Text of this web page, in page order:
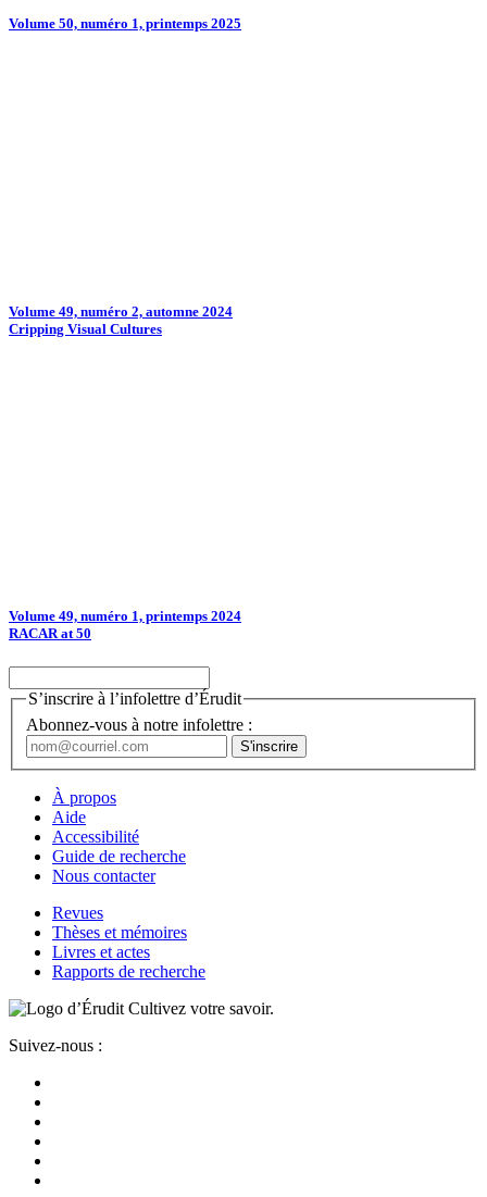
Volume 50, numéro 1, printemps 2025
Volume 49, numéro 2, automne 2024
Cripping Visual Cultures
Volume 49, numéro 1, printemps 2024
RACAR at 50
S’inscrire à l’infolettre d’Érudit
Abonnez-vous à notre infolettre :
À propos
Aide
Accessibilité
Guide de recherche
Nous contacter
Revues
Thèses et mémoires
Livres et actes
Rapports de recherche
Cultivez votre savoir.
Suivez-nous :